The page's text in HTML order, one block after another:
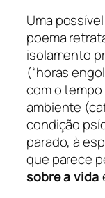
Uma
poema
isolamento
(“horas
com o
ambiente
condição
parado, à
que parece
sobre a vida